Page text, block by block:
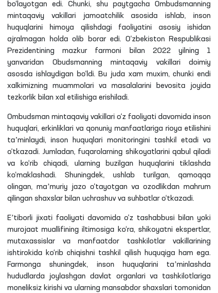
bo‘layotgan edi. Chunki, shu paytgacha Ombudsmanning
mintaqaviy vakillari jamoatchilik asosida ishlab, inson
huquqlarini himoya qilishdagi faoliyatini asosiy ishidan
ajralmagan holda olib borar edi. O‘zbekiston Respublikasi
Prezidentining mazkur farmoni bilan 2022 yilning 1
yanvaridan Obudsmanning mintaqaviy vakillari doimiy
asosda ishlaydigan bo‘ldi. Bu juda xam muxim, chunki endi
xalkimizning muammolari va masalalarini bevosita joyida
tezkorlik bilan xal etilishiga erishiladi.
Ombudsman mintaqaviy vakillari o‘z faoliyati davomida inson
huquqlari, erkinliklari va qonuniy manfaatlariga rioya etilishini
taʼminlaydi, inson huquqlari monitoringini tashkil etadi va
o‘tkazadi. Jumladan, fuqarolarning shikoyatlarini qabul qiladi
va ko‘rib chiqadi, ularning buzilgan huquqlarini tiklashda
ko‘maklashadi. Shuningdek, ushlab turilgan, qamoqqa
olingan, maʼmuriy jazo o‘tayotgan va ozodlikdan mahrum
qilingan shaxslar bilan uchrashuv va suhbatlar o‘tkazadi.
Eʼtiborli jixati faoliyati davomida o‘z tashabbusi bilan yoki
murojaat muallifining iltimosiga ko‘ra, shikoyatni ekspertlar,
mutaxassislar va manfaatdor tashkilotlar vakillarining
ishtirokida ko‘rib chiqishni tashkil qilish huquqiga ham ega.
Farmonga shuningdek, inson huquqlarini taʼminlashda
hududlarda joylashgan davlat organlari va tashkilotlariga
moneliksiz kirishi va ularning mansabdor shaxslari tomonidan